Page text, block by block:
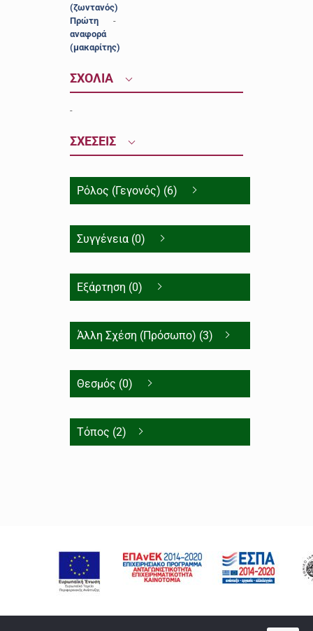
(ζωντανός)
Πρώτη
αναφορά
(μακαρίτης)
-
ΣΧΟΛΙΑ
-
ΣΧΕΣΕΙΣ
Ρόλος (Γεγονός) (6)
Συγγένεια (0)
Εξάρτηση (0)
Άλλη Σχέση (Πρόσωπο) (3)
Θεσμός (0)
Τόπος (2)